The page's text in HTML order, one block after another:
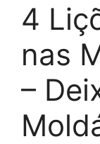
4
nas
–